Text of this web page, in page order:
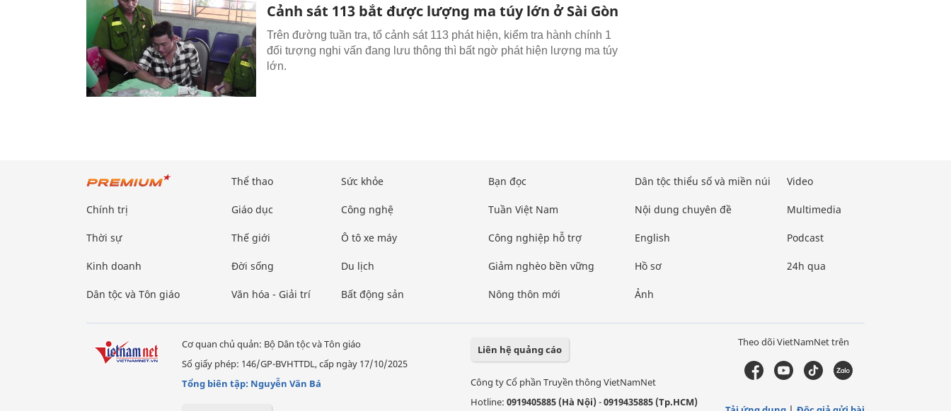
Cảnh sát 113 bắt được lượng ma túy lớn ở Sài Gòn
Trên đường tuần tra, tổ cảnh sát 113 phát hiện, kiểm tra hành chính 1
đối tượng nghi vấn đang lưu thông thì bất ngờ phát hiện lượng ma túy
lớn.
Chính trị
Thời sự
Kinh doanh
Dân tộc và Tôn giáo
Thể thao
Giáo dục
Thế giới
Đời sống
Văn hóa - Giải trí
Sức khỏe
Công nghệ
Ô tô xe máy
Du lịch
Bất động sản
Bạn đọc
Tuần Việt Nam
Công nghiệp hỗ trợ
Giảm nghèo bền vững
Nông thôn mới
Dân tộc thiểu số và miền núi
Nội dung chuyên đề
English
Hồ sơ
Ảnh
Video
Multimedia
Podcast
24h qua
Cơ quan chủ quản: Bộ Dân tộc và Tôn giáo
Số giấy phép: 146/GP-BVHTTDL, cấp ngày 17/10/2025
Tổng biên tập: Nguyễn Văn Bá
Liên hệ quảng cáo
Công ty Cổ phần Truyền thông VietNamNet
Hotline: 0919405885 (Hà Nội)-0919435885 (Tp.HCM)
Theo dõi VietNamNet trên